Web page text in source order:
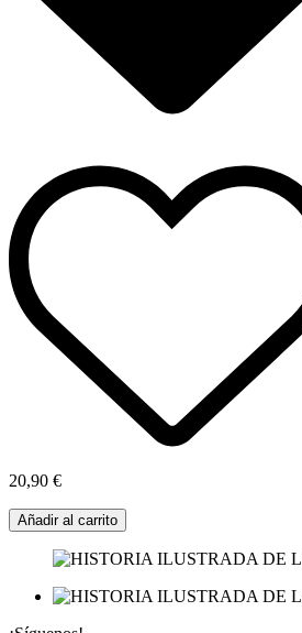
20,90 €
Añadir al carrito